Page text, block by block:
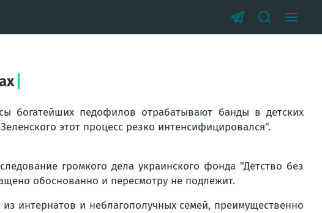
богатейших педофилов отрабатывают банды в детских
этот процесс резко интенсифицировался".
громкого дела украинского фонда "Детство без
обоснованно и пересмотру не подлежит.
интернатов и неблагополучных семей, преимущественно